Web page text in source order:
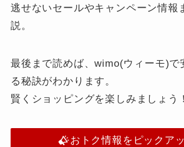
逃せないセールやキャンペーン情報
説。
最後まで読めば、wimo(ウィーモ)で
る秘訣がわかります。
賢くショッピングを楽しみましょう！
おトク情報をピックア